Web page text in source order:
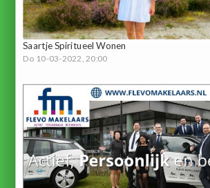
Saartje Spiritueel Wonen
Do 10-03-2022, 20:00